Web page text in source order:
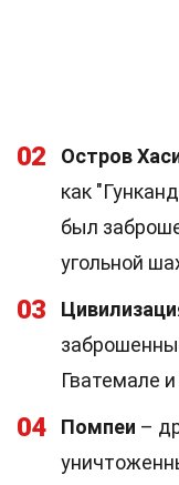
02 Остров
как
был
угольной
03
Гватемале
04 Помпеи –